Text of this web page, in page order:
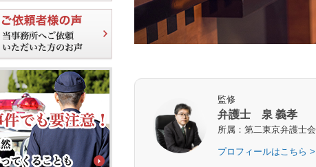
監修
弁護士 泉 義孝
所属：第二東京弁護士会
プロフィールはこちら >